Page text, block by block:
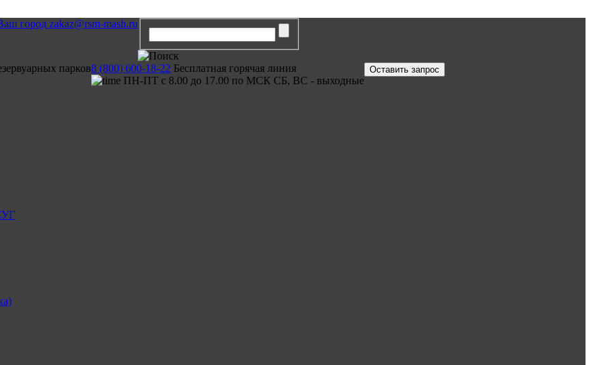
zakaz@rsm-mash.ru
парков8 (800) 600-18-22 Бесплатная горячая линия
ПН-ПТ с 8.00 до 17.00 по МСК СБ, ВС - выходные
Оставить запрос